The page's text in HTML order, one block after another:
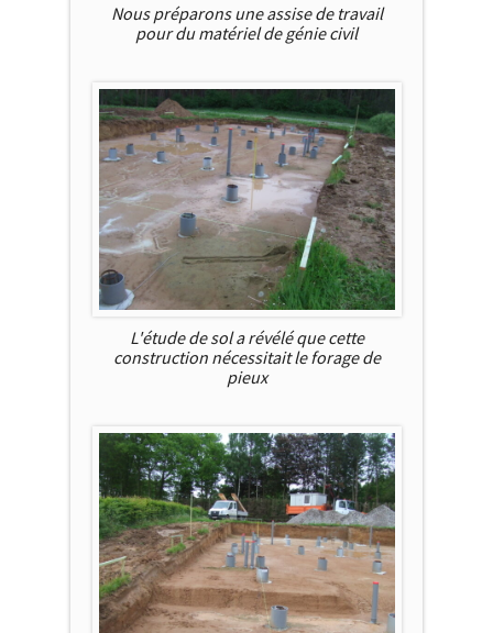
Nous préparons une assise de travail
pour du matériel de génie civil
L'étude de sol a révélé que cette
construction nécessitait le forage de
pieux